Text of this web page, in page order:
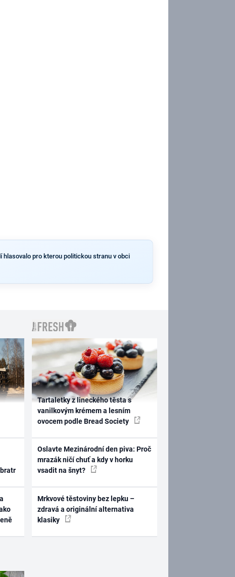
hlasovalo pro kterou politickou stranu v obci
Tartaletky z lineckého těsta s
vanilkovým krémem a lesním
ovocem podle Bread Society
Oslavte Mezinárodní den piva: Proč
mrazák ničí chuť a kdy v horku
vsadit na šnyt?
Mrkvové těstoviny bez lepku –
zdravá a originální alternativa
klasiky